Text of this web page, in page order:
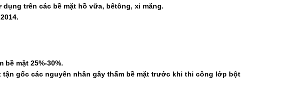
trên các bề mặt hồ vữa, bêtông, xi măng.
mặt 25%-30%.
gốc các nguyên nhân gây thấm bề mặt trước khi thi công lớp bột